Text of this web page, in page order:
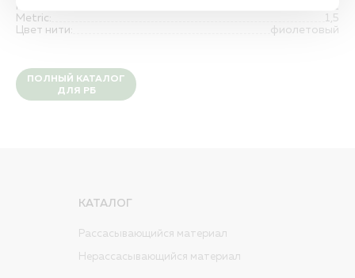
Оплата
Контакты
Квалификация и валидация
Политика обработки персональных данных
Количество игл:
1
Metric:
1,5
Цвет нити:
фиолетовый
ПОЛНЫЙ КАТАЛОГ
ДЛЯ РБ
КАТАЛОГ
Рассасывающийся материал
Нерассасывающийся материал